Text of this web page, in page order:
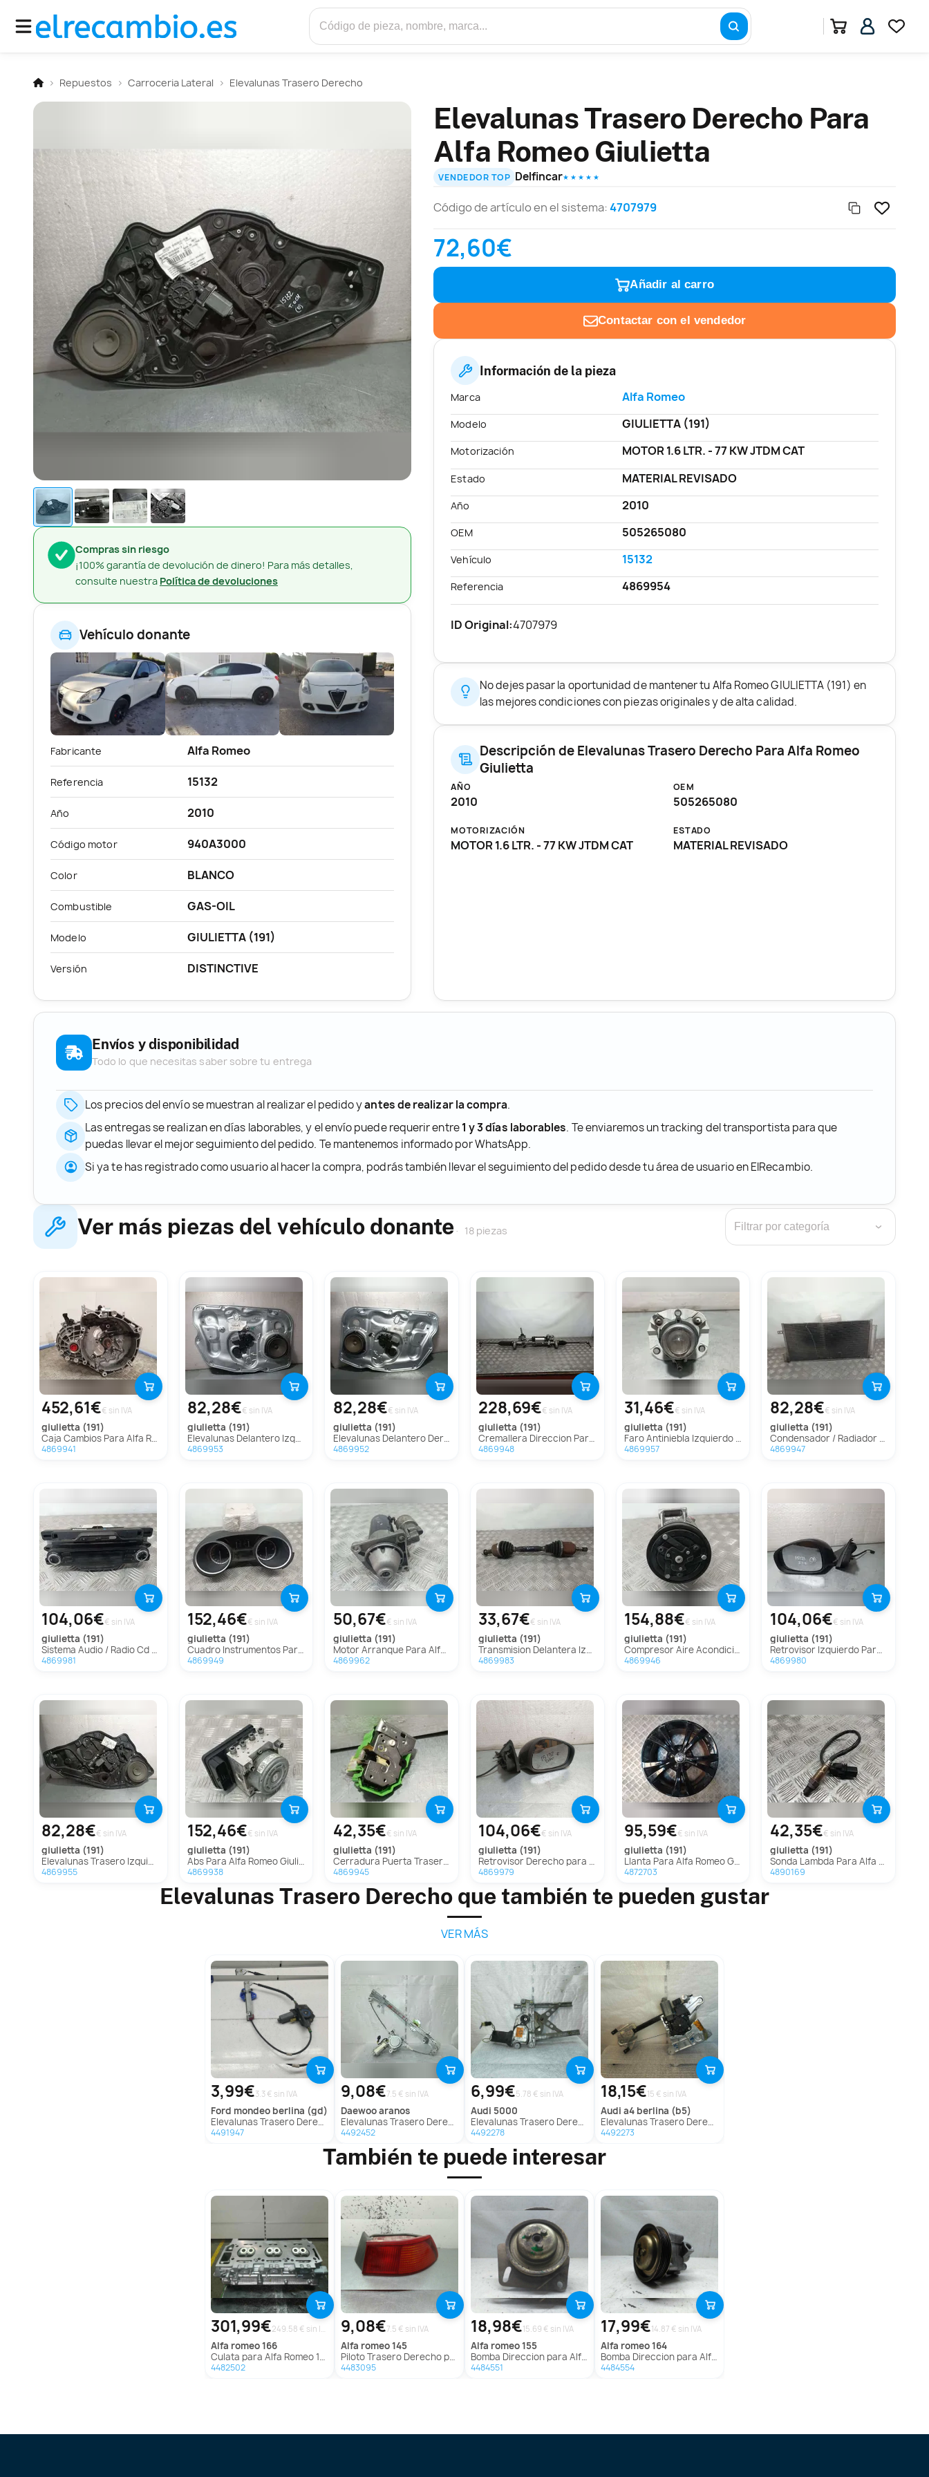
Repuestos Carroceria Lateral Elevalunas Trasero Derecho
Compras sin riesgo
¡100% garantía de devolución de dinero! Para más detalles,
consulte nuestra Política de devoluciones
Vehículo donante
Fabricante Alfa Romeo
Referencia 15132
Año 2010
Código motor 940A3000
Color BLANCO
Combustible GAS-OIL
Modelo GIULIETTA (191)
Versión DISTINCTIVE
Elevalunas Trasero Derecho Para
Alfa Romeo Giulietta
VENDEDOR TOP Delfincar★ ★ ★ ★ ★
Código de artículo en el sistema:4707979
72,60€
Añadir al carro
Contactar con el vendedor
Información de la pieza
Marca Alfa Romeo
Modelo GIULIETTA (191)
Motorización MOTOR 1.6 LTR. - 77 KW JTDM CAT
Estado MATERIAL REVISADO
Año 2010
OEM 505265080
Vehículo 15132
Referencia 4869954
ID Original:4707979
No dejes pasar la oportunidad de mantener tu Alfa Romeo GIULIETTA (191) en
las mejores condiciones con piezas originales y de alta calidad.
Descripción de Elevalunas Trasero Derecho Para Alfa Romeo
Giulietta
AÑO
2010
OEM
505265080
MOTORIZACIÓN
MOTOR 1.6 LTR. - 77 KW JTDM CAT
ESTADO
MATERIAL REVISADO
Envíos y disponibilidad
Todo lo que necesitas saber sobre tu entrega
Los precios del envío se muestran al realizar el pedido yantes de realizar la compra.
Las entregas se realizan en días laborables, y el envío puede requerir entre1 y 3 días laborables. Te enviaremos un tracking del transportista para que
puedas llevar el mejor seguimiento del pedido. Te mantenemos informado por WhatsApp.
Si ya te has registrado como usuario al hacer la compra, podrás también llevar el seguimiento del pedido desde tu área de usuario en ElRecambio.
Ver más piezas del vehículo donante 18 piezas ›
452,61€€ sin IVA
giulietta (191)
Caja Cambios Para Alfa Romeo Giulietta
4869941
82,28€€ sin IVA
giulietta (191)
Elevalunas Delantero Izquierdo Para Alfa Romeo Giulietta
4869953
82,28€€ sin IVA
giulietta (191)
Elevalunas Delantero Derecho Para Alfa Romeo Giulietta
4869952
228,69€€ sin IVA
giulietta (191)
Cremallera Direccion Para Alfa Romeo Giulietta
4869948
31,46€€ sin IVA
giulietta (191)
Faro Antiniebla Izquierdo Para Alfa Romeo Giulietta
4869957
82,28€€ sin IVA
giulietta (191)
Condensador / Radiador Aire Acondicionado Para Alfa Romeo Giulietta
4869947
104,06€€ sin IVA
giulietta (191)
Sistema Audio / Radio Cd Para Alfa Romeo Giulietta
4869981
152,46€€ sin IVA
giulietta (191)
Cuadro Instrumentos Para Alfa Romeo Giulietta
4869949
50,67€€ sin IVA
giulietta (191)
Motor Arranque Para Alfa Romeo Giulietta
4869962
33,67€€ sin IVA
giulietta (191)
Transmision Delantera Izquierda Para Alfa Romeo Giulietta
4869983
154,88€€ sin IVA
giulietta (191)
Compresor Aire Acondicionado Para Alfa Romeo Giulietta
4869946
104,06€€ sin IVA
giulietta (191)
Retrovisor Izquierdo Para Alfa Romeo Giulietta
4869980
82,28€€ sin IVA
giulietta (191)
Elevalunas Trasero Izquierdo Para Alfa Romeo Giulietta
4869955
152,46€€ sin IVA
giulietta (191)
Abs Para Alfa Romeo Giulietta
4869938
42,35€€ sin IVA
giulietta (191)
Cerradura Puerta Trasera Izquierda Para Alfa Romeo Giulietta
4869945
104,06€€ sin IVA
giulietta (191)
Retrovisor Derecho para Alfa Romeo Giulietta (191)
4869979
95,59€€ sin IVA
giulietta (191)
Llanta Para Alfa Romeo Giulietta
4872703
42,35€€ sin IVA
giulietta (191)
Sonda Lambda Para Alfa Romeo Giulietta
4890169
Elevalunas Trasero Derecho que también te pueden gustar
VER MÁS
3,99€3.3 € sin IVA
ford mondeo berlina (gd)
Elevalunas Trasero Derecho para Ford Mondeo Berlina (Gd)
4491947
9,08€7.5 € sin IVA
daewooaranos
Elevalunas Trasero Derecho para Daewoo Aranos
4492452
6,99€5.78 € sin IVA
audi 5000
Elevalunas Trasero Derecho para Audi 5000
4492278
18,15€15 € sin IVA
audi a4 berlina (b5)
Elevalunas Trasero Derecho para Audi A4 Berlina (B5)
4492273
También te puede interesar
301,99€ 249.58 € sin IVA
alfa romeo166
Culata para Alfa Romeo 166
4482502
9,08€7.5 € sin IVA
alfa romeo145
Piloto Trasero Derecho para Alfa Romeo 145
4483095
18,98€15.69 € sin IVA
alfa romeo155
Bomba Direccion para Alfa Romeo 155
4484551
17,99€14.87 € sin IVA
alfa romeo164
Bomba Direccion para Alfa Romeo 164
4484554